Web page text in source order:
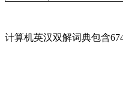
计算机英汉双解词典包含